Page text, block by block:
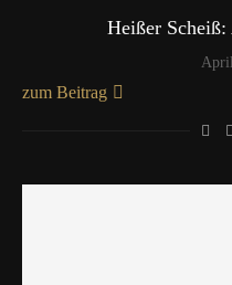
Heißer
zum Beitrag